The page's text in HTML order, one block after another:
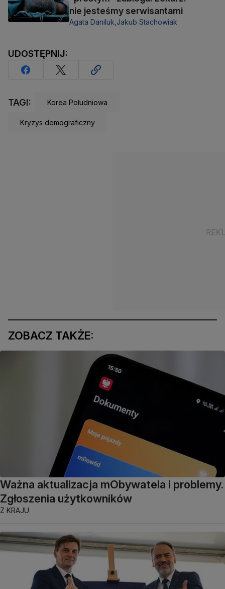
nie jesteśmy serwisantami
Agata Daniluk,Jakub Stachowiak
UDOSTĘPNIJ:
TAGI: Korea Południowa
Kryzys demograficzny
ZOBACZ TAKŻE:
Ważna aktualizacja mObywatela i problemy.
Zgłoszenia użytkowników
Z KRAJU